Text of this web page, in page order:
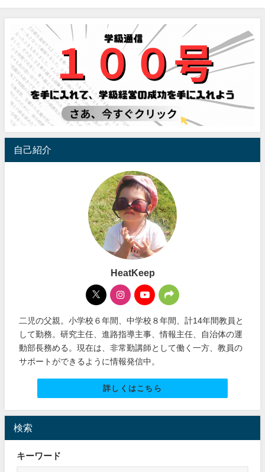
自己紹介
HeatKeep
二児の父親。小学校６年間、中学校８年間、計14年間教員と
して勤務。研究主任、進路指導主事、情報主任、自治体の運
動部長務める。現在は、非常勤講師として働く一方、教員の
サポートができるように情報発信中。
詳しくはこちら
検索
キーワード